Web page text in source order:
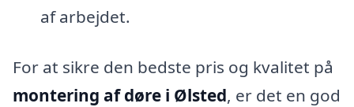
af arbejdet.
For at sikre den bedste pris og kvalitet på
montering af døre i Ølsted, er det en god